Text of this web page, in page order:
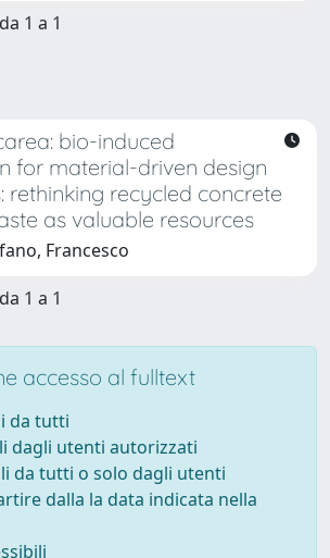
1 a 1
bio-induced
for material-driven design
rethinking recycled concrete
as valuable resources
Francesco
1 a 1
accesso al fulltext
da tutti
dagli utenti autorizzati
da tutti o solo dagli utenti
dalla la data indicata nella